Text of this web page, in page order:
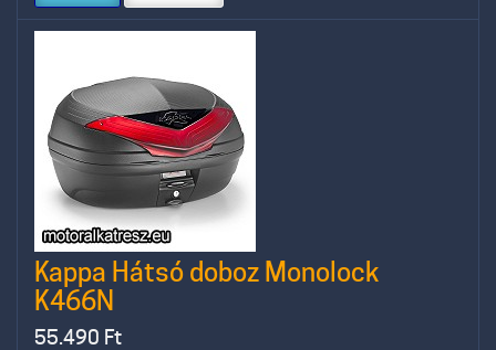
Kappa Hátsó doboz Monolock
K466N
55.490 Ft